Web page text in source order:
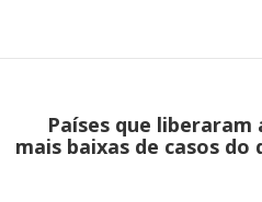
Próximo
Países que
mais baixas de casos do